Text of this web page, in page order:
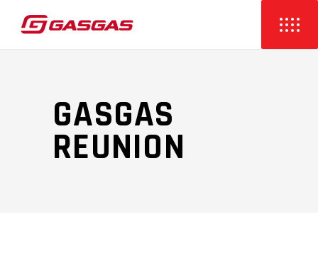
GASGAS
REUNION